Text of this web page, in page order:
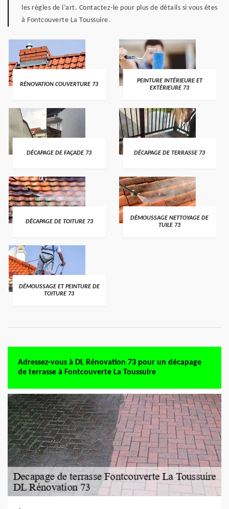
les règles de l’art. Contactez-le pour plus de détails si vous êtes
à Fontcouverte La Toussuire.
RÉNOVATION COUVERTURE 73
PEINTURE INTÉRIEURE ET
EXTÉRIEURE 73
DÉCAPAGE DE FAÇADE 73 DÉCAPAGE DE TERRASSE 73
DÉCAPAGE DE TOITURE 73
DÉMOUSSAGE NETTOYAGE DE
TUILE 73
DÉMOUSSAGE ET PEINTURE DE
TOITURE 73
Adressez-vous à DL Rénovation 73 pour un décapage
de terrasse à Fontcouverte La Toussuire